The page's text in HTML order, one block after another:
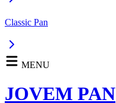
Classic Pan
MENU
JOVEM PAN